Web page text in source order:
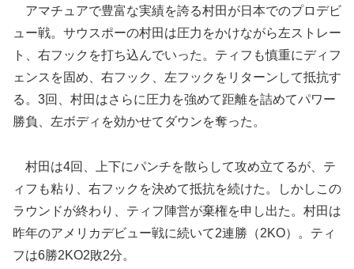
アマチュアで豊富な実績を誇る村田が日本でのプロデビ
ュー戦。サウスポーの村田は圧力をかけながら左ストレー
ト、右フックを打ち込んでいった。ティフも慎重にディフ
ェンスを固め、右フック、左フックをリターンして抵抗す
る。3回、村田はさらに圧力を強めて距離を詰めてパワー
勝負、左ボディを効かせてダウンを奪った。
村田は4回、上下にパンチを散らして攻め立てるが、テ
ィフも粘り、右フックを決めて抵抗を続けた。しかしこの
ラウンドが終わり、ティフ陣営が棄権を申し出た。村田は
昨年のアメリカデビュー戦に続いて2連勝（2KO）。ティ
フは6勝2KO2敗2分。